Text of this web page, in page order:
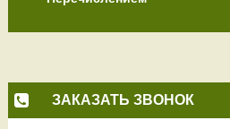
ЗАКАЗАТЬ ЗВОНОК